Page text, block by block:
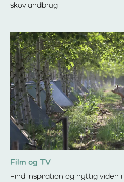
skovlandbrug
Film og TV
Find inspiration og nyttig viden